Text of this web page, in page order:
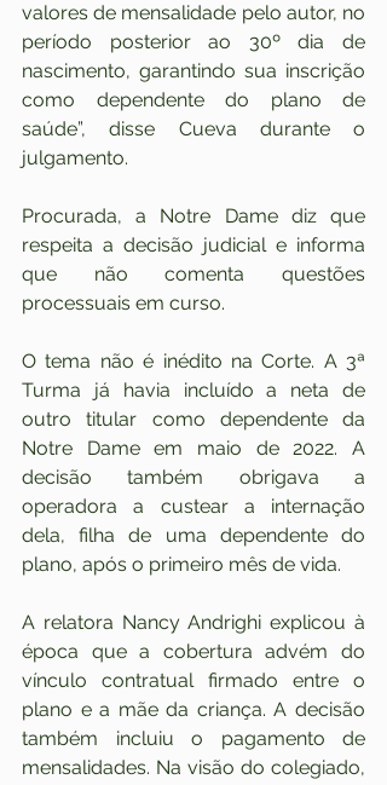
valores de mensalidade pelo autor, no
período posterior ao 30º dia de
nascimento, garantindo sua inscrição
como dependente do plano de
saúde”, disse Cueva durante o
julgamento.
Procurada, a Notre Dame diz que
respeita a decisão judicial e informa
que não comenta questões
processuais em curso.
O tema não é inédito na Corte. A 3ª
Turma já havia incluído a neta de
outro titular como dependente da
Notre Dame em maio de 2022. A
decisão também obrigava a
operadora a custear a internação
dela, filha de uma dependente do
plano, após o primeiro mês de vida.
A relatora Nancy Andrighi explicou à
época que a cobertura advém do
vínculo contratual firmado entre o
plano e a mãe da criança. A decisão
também incluiu o pagamento de
mensalidades. Na visão do colegiado,